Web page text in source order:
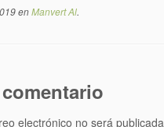
enManvert Al.
electrónico no será